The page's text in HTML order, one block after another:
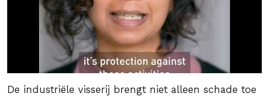
De industriële visserij brengt niet alleen schade toe